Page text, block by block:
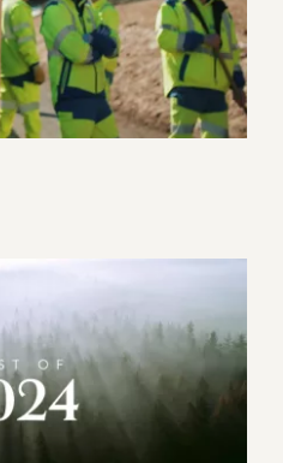
de l’Isère
Motion design
2024
Motion design